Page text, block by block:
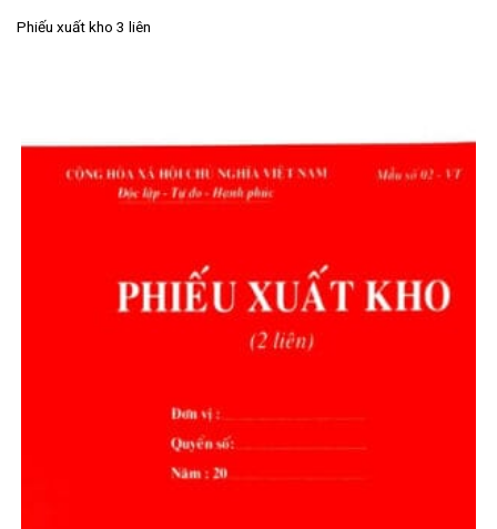
Phiếu xuất kho 3 liên